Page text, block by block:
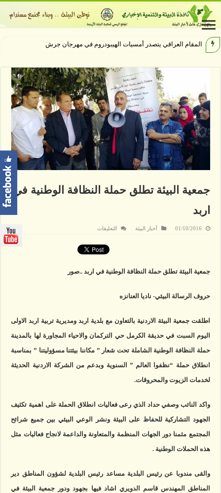
المقام العراقي يتصدر أمسيات الهيبودروم في مهرجان جرش
جمعية البيئة تطلق حملة النظافة الوطنية في
اربد
01/10/2016 أخبار البيئة التعليقات
تطلق
حملة
في
جمعية البيئة تطلق حملة النظافة الوطنية في اربد ..صور
حروف الرسالة البيئي- ناديا العنانزه
اطلقت جمعية البيئة الاردنية بالتعاون مع بلدية اربد ومديرية تربية اربد الاولى
اليوم السبت في حديقة الكرمل حي التركمان والاحياء المجاورة لها بالمدينة
حملة النظافة الوطنية الشاملة تحت شعار ” مكاننا بيئتنا مسؤوليتنا ” بمناسبة
انطلاق حملة “نظفوا العالم ” السنوية وبدعم من الشركة الاردنية الحديثة
لخدمات الزيوت والمحروقات.
واكد النائب وصفي حداد الذي رعى فعاليات انطلاق الحملة على اهمية تكثيف
الجهود التشاركية للحفاظ على البيئة ونشر الوعي البيئي بين جميع شرائح
المجتمع مثمنا دور الجهات المنظمة والمتعاونة والداعمة لانجاح فعاليات مثل
هذه الحملات الوطنية .
والقى مندوبا عن رئيس البلدية مساعد رئيس البلدية لشؤون المناطق دير
المناطق المهندس قاسم الدويري اشاد فيها بجهود ودور جمعية البيئة في